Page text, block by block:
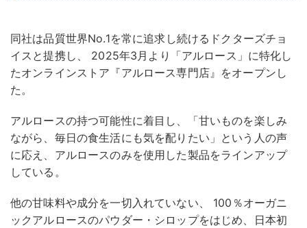
同社は品質世界No.1を常に追求し続けるドクターズチョ
イスと提携し、 2025年3月より「アルロース」に特化し
たオンラインストア『アルロース専門店』をオープンし
た。
アルロースの持つ可能性に着目し、「甘いものを楽しみ
ながら、毎日の食生活にも気を配りたい」という人の声
に応え、アルロースのみを使用した製品をラインアップ
している。
他の甘味料や成分を一切入れていない、 100％オーガニ
ックアルロースのパウダー・シロップをはじめ、日本初